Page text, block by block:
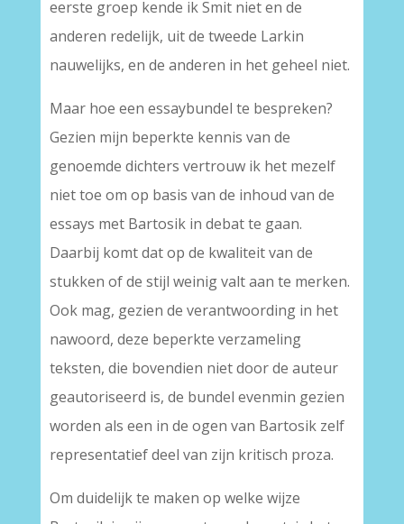
eerste groep kende ik Smit niet en de
anderen redelijk, uit de tweede Larkin
nauwelijks, en de anderen in het geheel niet.
Maar hoe een essaybundel te bespreken?
Gezien mijn beperkte kennis van de
genoemde dichters vertrouw ik het mezelf
niet toe om op basis van de inhoud van de
essays met Bartosik in debat te gaan.
Daarbij komt dat op de kwaliteit van de
stukken of de stijl weinig valt aan te merken.
Ook mag, gezien de verantwoording in het
nawoord, deze beperkte verzameling
teksten, die bovendien niet door de auteur
geautoriseerd is, de bundel evenmin gezien
worden als een in de ogen van Bartosik zelf
representatief deel van zijn kritisch proza.
Om duidelijk te maken op welke wijze